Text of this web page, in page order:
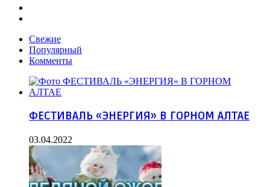
Свежие
Популярный
Комменты
ФЕСТИВАЛЬ «ЭНЕРГИЯ» В ГОРНОМ АЛТАЕ
03.04.2022